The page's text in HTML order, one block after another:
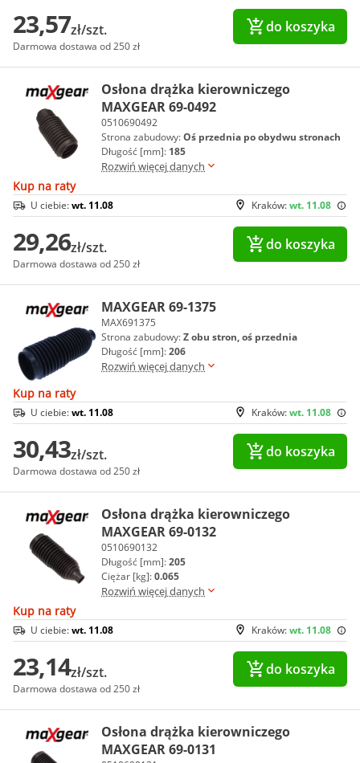
23,57zł/szt.
Darmowa dostawa od 250 zł
do koszyka
Osłona drążka kierowniczego
MAXGEAR 69-0492
0510690492
Strona zabudowy:Oś przednia po obydwu stronach
Długość [mm]: 185
Rozwiń więcej danych
Kup na raty
Kraków:wt. 11.08
U ciebie:wt. 11.08
29,26zł/szt.
Darmowa dostawa od 250 zł
do koszyka
MAXGEAR 69-1375
MAX691375
Strona zabudowy:Z obu stron, oś przednia
Długość [mm]:206
Rozwiń więcej danych
Kup na raty
Kraków:wt. 11.08
U ciebie:wt. 11.08
30,43zł/szt.
Darmowa dostawa od 250 zł
do koszyka
Osłona drążka kierowniczego
MAXGEAR 69-0132
0510690132
Długość [mm]:205
Ciężar [kg]:0.065
Rozwiń więcej danych
Kup na raty
Kraków:wt. 11.08
U ciebie:wt. 11.08
23,14zł/szt.
Darmowa dostawa od 250 zł
do koszyka
Osłona drążka kierowniczego
MAXGEAR 69-0131